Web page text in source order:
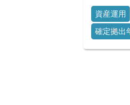
資産運用
確定拠出